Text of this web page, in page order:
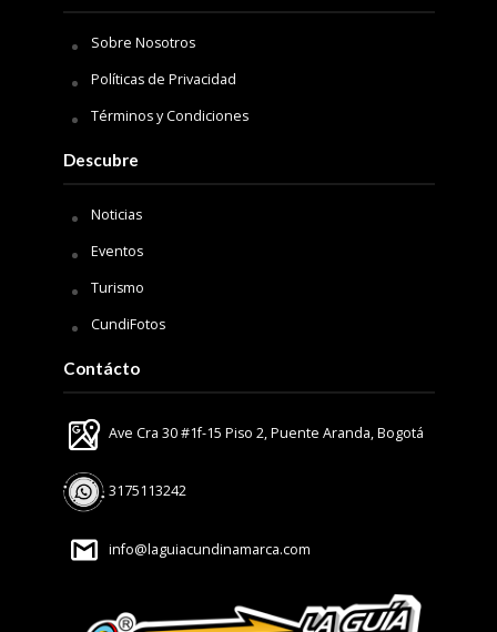
Sobre Nosotros
Políticas de Privacidad
Términos y Condiciones
Descubre
Noticias
Eventos
Turismo
CundiFotos
Contácto
Ave Cra 30 #1f-15 Piso 2, Puente Aranda, Bogotá
3175113242
info@laguiacundinamarca.com